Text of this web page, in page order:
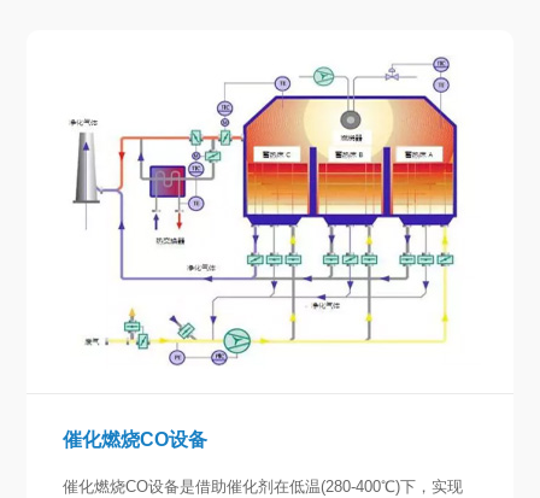
催化燃烧CO设备
催化燃烧CO设备是借助催化剂在低温(280-400℃)下，实现